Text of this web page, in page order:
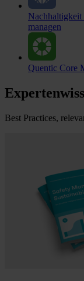
Nachhaltigkeit
managen
Quentic Core
Best Practices,